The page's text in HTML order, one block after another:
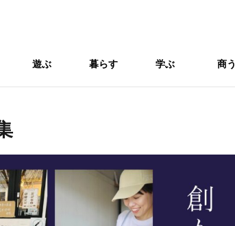
遊ぶ 暮らす 学ぶ 商う